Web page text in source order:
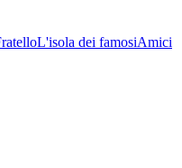
L'isola dei famosiAmici